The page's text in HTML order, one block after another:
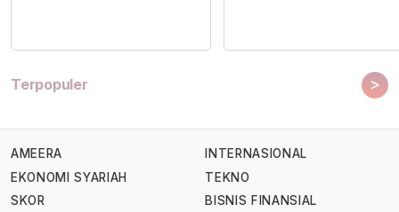
Terpopuler >
AMEERA
EKONOMI SYARIAH
SKOR
INTERNASIONAL
TEKNO
BISNIS FINANSIAL